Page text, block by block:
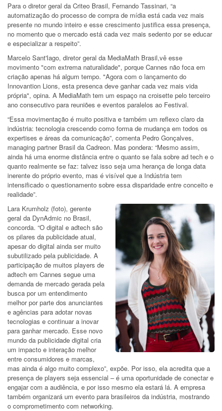
Para o diretor geral da Criteo Brasil, Fernando Tassinari, “a
automatização do processo de compra de mídia está cada vez mais
presente no mundo inteiro e esse crescimento justifica essa presença,
no momento que o mercado está cada vez mais sedento por se educar
e especializar a respeito”.
Marcelo Sant'Iago, diretor geral da MediaMath Brasil,vê esse
movimento "com extrema naturalidade", porque Cannes não foca em
criação apenas há algum tempo. "Agora com o lançamento do
Innovantion Lions, esta presenca deve ganhar cada vez mais vida
própria", opina. A MediaMath tem um espaço na croisette pelo terceiro
ano consecutivo para reuniões e eventos paralelos ao Festival.
“Essa movimentação é muito positiva e também um reflexo claro da
indústria: tecnologia crescendo como forma de mudança em todos os
expertises e áreas da comunicação”, comenta Pedro Gonçalves,
managing partner Brasil da Cadreon. Mas pondera: “Mesmo assim,
ainda há uma enorme distância entre o quanto se fala sobre ad tech e o
quanto realmente se faz: talvez isso seja uma herança de longa data
inerente do próprio evento, mas é visível que a Indústria tem
intensificado o questionamento sobre essa disparidade entre conceito e
realidade”.
Lara Krumholz (foto), gerente
geral da DynAdmic no Brasil,
concorda. “O digital e adtech são
os pilares da publicidade atual,
apesar do digital ainda ser muito
subutilizado pela publicidade. A
participação de muitos players de
adtech em Cannes segue uma
demanda de mercado gerada pela
busca por um entendimento
melhor por parte dos anunciantes
e agências para adotar novas
tecnologias e continuar a inovar
para ganhar mercado. Esse novo
mundo da publicidade digital cria
um impacto e interação melhor
entre consumidores e marcas,
mas ainda é algo muito complexo”, expõe. Por isso, ela acredita que a
presença de players seja essencial – é uma oportunidade de conectar e
engajar com a audiência, e por isso mesmo ela estará lá. A empresa
também organizará um evento para brasileiros da indústria, mostrando
o comprometimento com networking.